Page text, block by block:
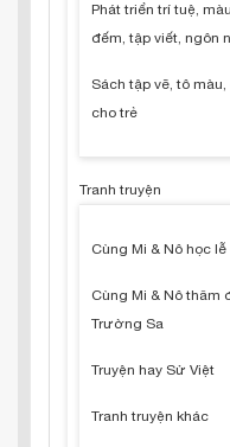
Phát triển trí tuệ,
đếm, tập viết, ngôn
Sách tập vẽ, tô
cho trẻ
Tranh truyện
Cùng Mi & Nô học
Cùng Mi & Nô thăm
Trường Sa
Truyện hay Sử Việt
Tranh truyện khác